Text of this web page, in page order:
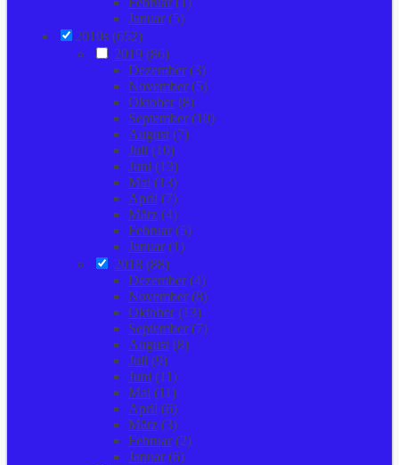
Januar(5)
2010s (652)
2019 (86)
Dezember(3)
November(5)
Oktober(8)
September(10)
August (7)
Juli (10)
Juni (13)
Mai (13)
April (7)
März (4)
Februar(5)
Januar(1)
2018 (88)
Dezember(4)
November(8)
Oktober(13)
September(7)
August (8)
Juli (9)
Juni (11)
Mai (11)
April (6)
März (3)
Februar(2)
Januar(6)